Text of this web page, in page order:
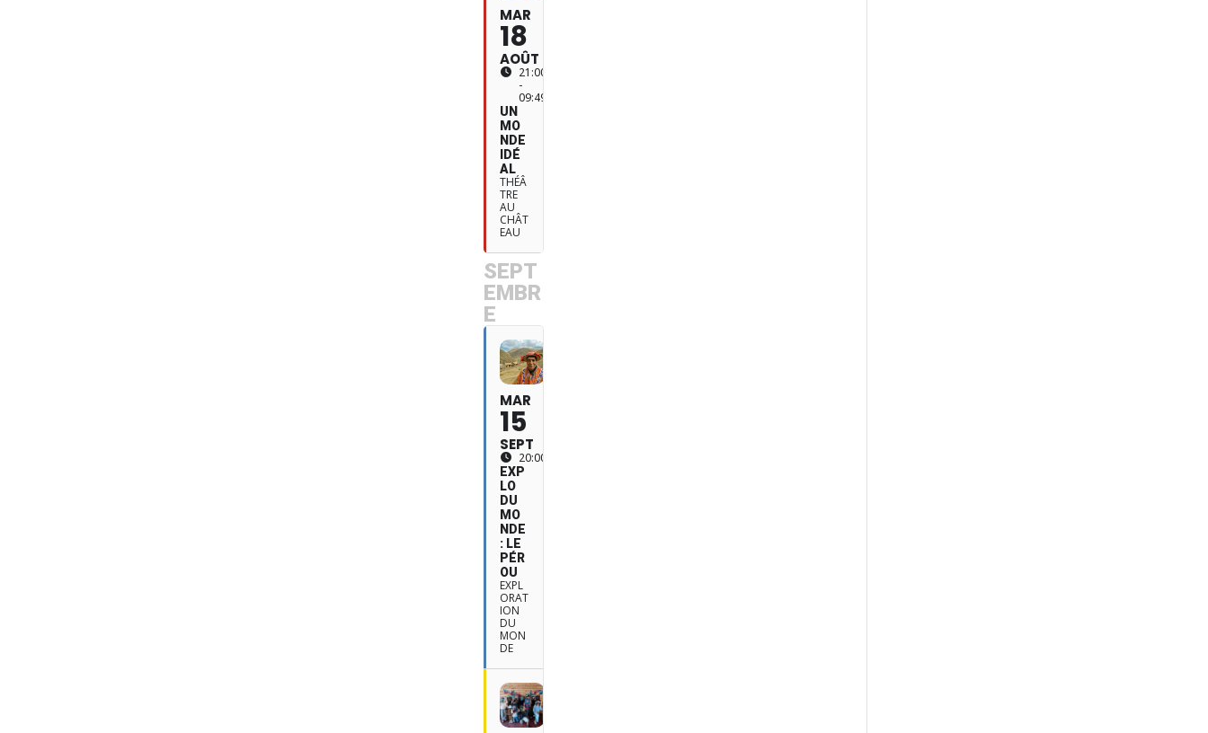
MAR
18
AOÛT
21:00
-
09:49
UN
MO
NDE
IDÉ
AL
THÉÂ
TRE
AU
CHÂT
EAU
SEPT
EMBR
E
MAR
15
SEPT
20:00
EXP
LO
DU
MO
NDE
: LE
PÉR
OU
EXPL
ORAT
ION
DU
MON
DE